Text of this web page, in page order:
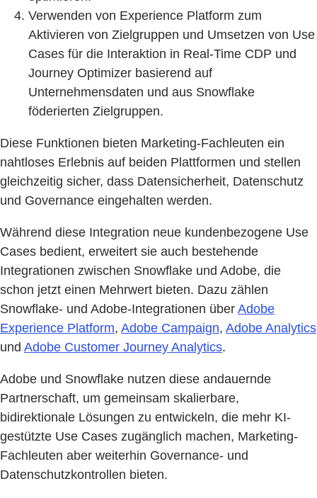
Verwenden von Experience Platform zum
Aktivieren von Zielgruppen und Umsetzen von Use
Cases für die Interaktion in Real-Time CDP und
Journey Optimizer basierend auf
Unternehmensdaten und aus Snowflake
föderierten Zielgruppen.
Diese Funktionen bieten Marketing-Fachleuten ein
nahtloses Erlebnis auf beiden Plattformen und stellen
gleichzeitig sicher, dass Datensicherheit, Datenschutz
und Governance eingehalten werden.
Während diese Integration neue kundenbezogene Use
Cases bedient, erweitert sie auch bestehende
Integrationen zwischen Snowflake und Adobe, die
schon jetzt einen Mehrwert bieten. Dazu zählen
Snowflake- und Adobe-Integrationen über Adobe
Experience Platform, Adobe Campaign, Adobe Analytics
und Adobe Customer Journey Analytics.
Adobe und Snowflake nutzen diese andauernde
Partnerschaft, um gemeinsam skalierbare,
bidirektionale Lösungen zu entwickeln, die mehr KI-
gestützte Use Cases zugänglich machen, Marketing-
Fachleuten aber weiterhin Governance- und
Datenschutzkontrollen bieten.